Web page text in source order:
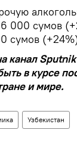
000 сумов
сумов
канал Sputnik
в курсе
и мире.
Узбекистан